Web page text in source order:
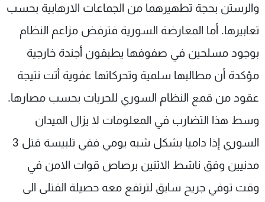
والرستن بحجة تطهيرهما من الجماعات الارهابية بحسب
تعابيرها. أما المعارضة السورية فترفض مزاعم النظام
بوجود مسلحين في صفوفها يطبقون أجندة خارجية
مؤكدة أن مطالبها سلمية وتحركاتها عفوية أتت نتيجة
عقود من قمع النظام السوري للحريات بحسب مصارها.
وسط هذا التضارب في المعلومات لا يزال الميدان
السوري إذا داميا بشكل شبه يومي ففي تلبيسة قتل 3
مدنيين وفق ناشط الاثنين برصاص قوات الامن في
وقت توفي جريح سابق لترتفع معه حصيلة القتلى الى
عن MTV
الإنـتـاج
لاعلاناتكم
وظائف
تواصل معنا
شروط الإسـتخدام